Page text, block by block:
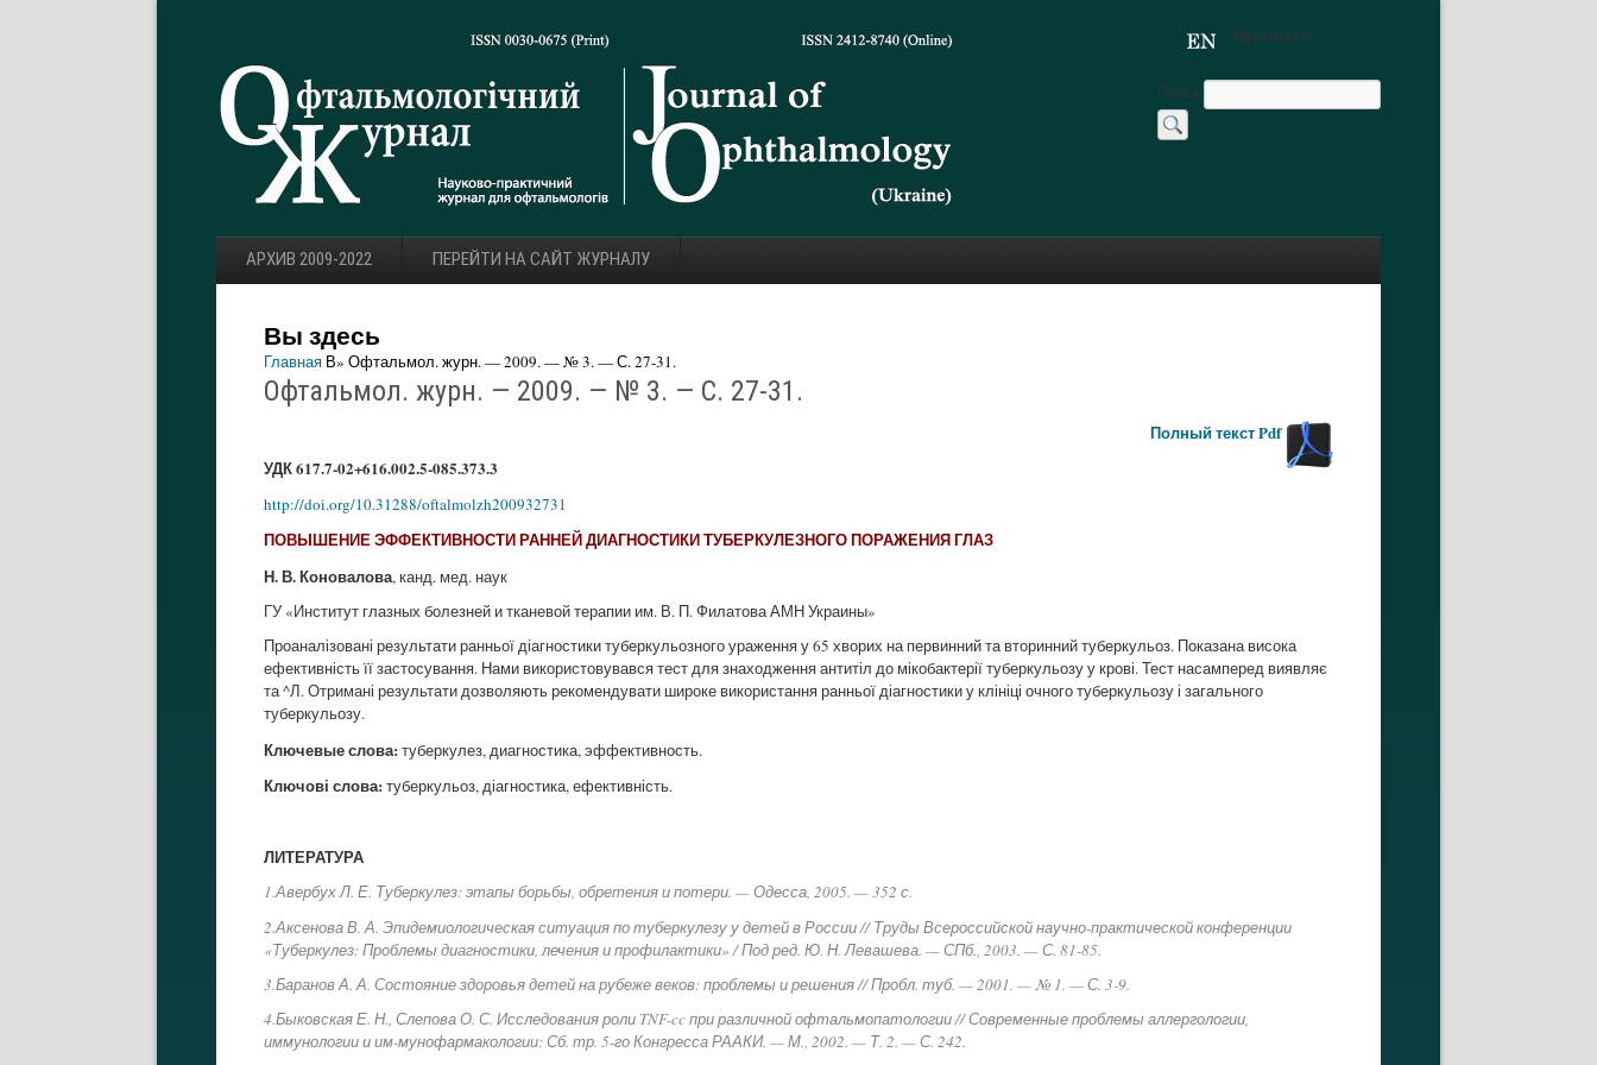
Українська
Поиск
АРХИВ 2009-2022 ПЕРЕЙТИ НА САЙТ ЖУРНАЛУ
Вы здесь
Главная В» Офтальмол. журн. — 2009. — № 3. — С. 27-31.
Офтальмол. журн. — 2009. — № 3. — С. 27-31.
Полный текст Pdf
УДК 617.7-02+616.002.5-085.373.3
http://doi.org/10.31288/oftalmolzh200932731
ПОВЫШЕНИЕ ЭФФЕКТИВНОСТИ РАННЕЙ ДИАГНОСТИКИ ТУБЕРКУЛЕЗНОГО ПОРАЖЕНИЯ ГЛАЗ
Н. В. Коновалова, канд. мед. наук
ГУ «Институт глазных болезней и тканевой терапии им. В. П. Филатова АМН Украины»
Проаналізовані результати ранньої діагностики туберкульозного ураження у 65 хворих на первинний та вторинний туберкульоз. Показана висока
ефективність її застосування. Нами використовувався тест для знаходження антитіл до мікобактерії туберкульозу у крові. Тест насамперед виявляє
та ^Л. Отримані результати дозволяють рекомендувати широке використання ранньої діагностики у клініці очного туберкульозу і загального
туберкульозу.
Ключевые слова: туберкулез, диагностика, эффективность.
Ключові слова: туберкульоз, діагностика, ефективність.
ЛИТЕРАТУРА
1.Авербух Л. Е. Туберкулез: этапы борьбы, обретения и потери. — Одесса, 2005. — 352 с.
2.Аксенова В. А. Эпидемиологическая ситуация по туберкулезу у детей в России // Труды Всероссийской научно-практической конференции
«Туберкулез: Проблемы диагностики, лечения и профилактики» / Под ред. Ю. Н. Левашева. — СПб., 2003. — С. 81-85.
3.Баранов А. А. Состояние здоровья детей на рубеже веков: проблемы и решения // Пробл. туб. — 2001. — № 1. — С. 3-9.
4.Быковская Е. Н., Слепова О. С. Исследования роли TNF-cc при различной офтальмопатологии // Современные проблемы аллергологии,
иммунологии и им-мунофармакологии: Сб. тр. 5-го Конгресса РААКИ. — М., 2002. — Т. 2. — С. 242.